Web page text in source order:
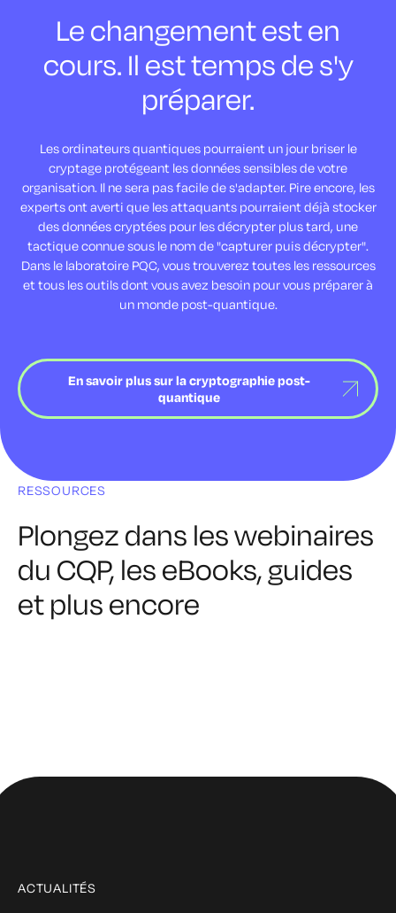
Le changement est en
cours. Il est temps de s'y
préparer.
Les ordinateurs quantiques pourraient un jour briser le
cryptage protégeant les données sensibles de votre
organisation. Il ne sera pas facile de s'adapter. Pire encore, les
experts ont averti que les attaquants pourraient déjà stocker
des données cryptées pour les décrypter plus tard, une
tactique connue sous le nom de "capturer puis décrypter".
Dans le laboratoire PQC, vous trouverez toutes les ressources
et tous les outils dont vous avez besoin pour vous préparer à
un monde post-quantique.
En savoir plus sur la cryptographie post-
quantique
RESSOURCES
Plongez dans les webinaires
du CQP, les eBooks,guides
et plus encore
ACTUALITÉS